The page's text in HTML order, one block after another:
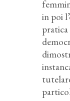
in poi
pratica